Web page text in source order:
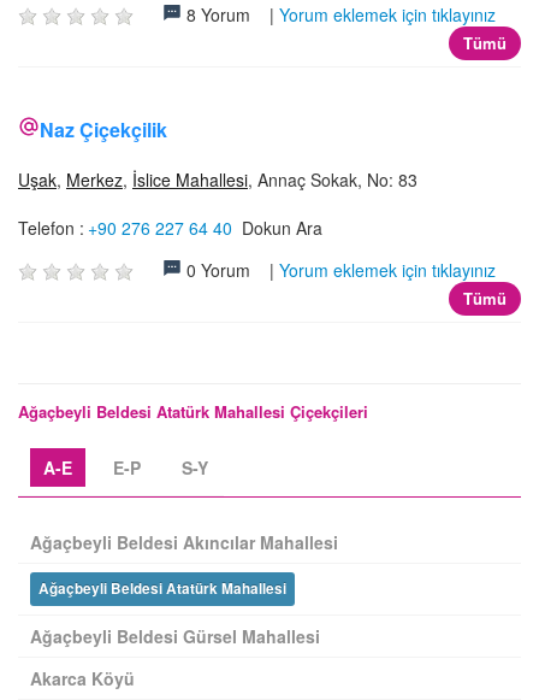
8 Yorum | Yorum eklemek için tıklayınız
Tümü
Naz Çiçekçilik
Uşak, Merkez, İslice Mahallesi, Annaç Sokak, No: 83
Telefon : +90 276 227 64 40 Dokun Ara
0 Yorum | Yorum eklemek için tıklayınız
Tümü
Ağaçbeyli Beldesi Atatürk Mahallesi Çiçekçileri
A-E E-P S-Y
Ağaçbeyli Beldesi Akıncılar Mahallesi
Ağaçbeyli Beldesi Atatürk Mahallesi
Ağaçbeyli Beldesi Gürsel Mahallesi
Akarca Köyü